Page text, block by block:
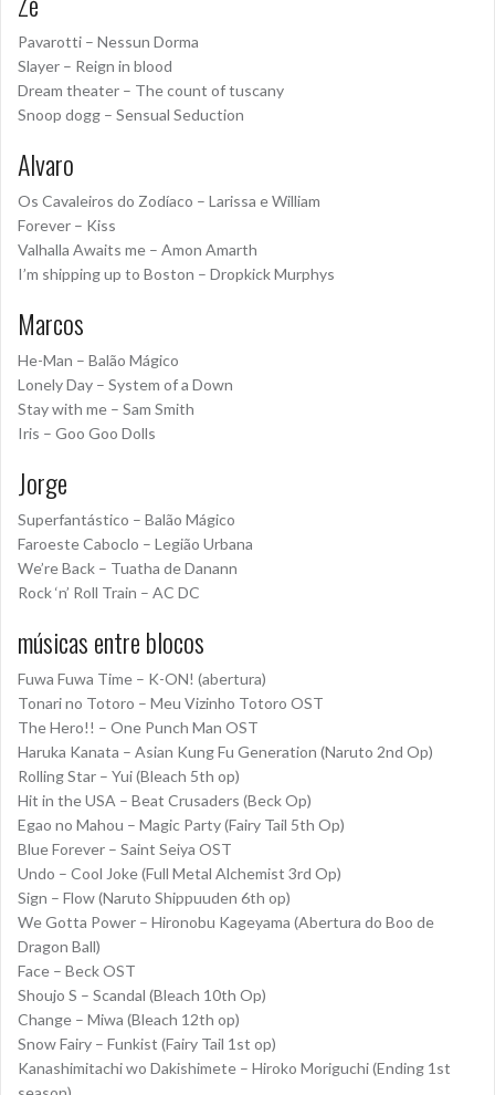
Pavarotti – Nessun Dorma
Slayer – Reign in blood
Dream theater – The count of tuscany
Snoop dogg – Sensual Seduction
Alvaro
Os Cavaleiros do Zodíaco – Larissa e William
Forever – Kiss
Valhalla Awaits me – Amon Amarth
I’m shipping up to Boston – Dropkick Murphys
Marcos
He-Man – Balão Mágico
Lonely Day – System of a Down
Stay with me – Sam Smith
Iris – Goo Goo Dolls
Jorge
Superfantástico – Balão Mágico
Faroeste Caboclo – Legião Urbana
We’re Back – Tuatha de Danann
Rock ‘n’ Roll Train – AC DC
músicas entre blocos
Fuwa Fuwa Time – K-ON! (abertura)
Tonari no Totoro – Meu Vizinho Totoro OST
The Hero!! – One Punch Man OST
Haruka Kanata – Asian Kung Fu Generation (Naruto 2nd Op)
Rolling Star – Yui (Bleach 5th op)
Hit in the USA – Beat Crusaders (Beck Op)
Egao no Mahou – Magic Party (Fairy Tail 5th Op)
Blue Forever – Saint Seiya OST
Undo – Cool Joke (Full Metal Alchemist 3rd Op)
Sign – Flow (Naruto Shippuuden 6th op)
We Gotta Power – Hironobu Kageyama (Abertura do Boo de
Dragon Ball)
Face – Beck OST
Shoujo S – Scandal (Bleach 10th Op)
Change – Miwa (Bleach 12th op)
Snow Fairy – Funkist (Fairy Tail 1st op)
Kanashimitachi wo Dakishimete – Hiroko Moriguchi (Ending 1st